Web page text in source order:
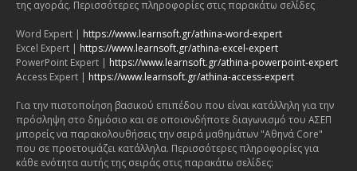
της αγοράς. Περισσότερες πληροφορίες στις παρακάτω σελίδες
Word Expert | https://www.learnsoft.gr/athina-word-expert
Excel Expert | https://www.learnsoft.gr/athina-excel-expert
PowerPoint Expert | https://www.learnsoft.gr/athina-powerpoint-expert
Access Expert | https://www.learnsoft.gr/athina-access-expert
Για την πιστοποίηση βασικού επιπέδου που είναι κατάλληλη για την
πρόσληψη στο δημόσιο και σε οποιονδήποτε διαγωνισμό του ΑΣΕΠ
μπορείς να παρακολουθήσεις την σειρά μαθημάτων "Αθηνά Core"
που σε προετοιμάζει κατάλληλα. Περισσότερες πληροφορίες για
κάθε ενότητα αυτής της σειράς στις παρακάτω σελίδες: